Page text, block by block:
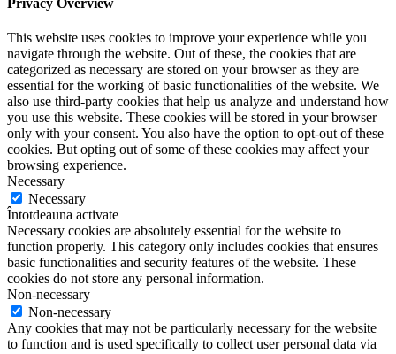
This website uses cookies to improve your experience while you
navigate through the website. Out of these, the cookies that are
categorized as necessary are stored on your browser as they are
essential for the working of basic functionalities of the website. We
also use third-party cookies that help us analyze and understand how
you use this website. These cookies will be stored in your browser
only with your consent. You also have the option to opt-out of these
cookies. But opting out of some of these cookies may affect your
browsing experience.
Necessary
Necessary
Întotdeauna activate
Necessary cookies are absolutely essential for the website to
function properly. This category only includes cookies that ensures
basic functionalities and security features of the website. These
cookies do not store any personal information.
Non-necessary
Non-necessary
Any cookies that may not be particularly necessary for the website
to function and is used specifically to collect user personal data via